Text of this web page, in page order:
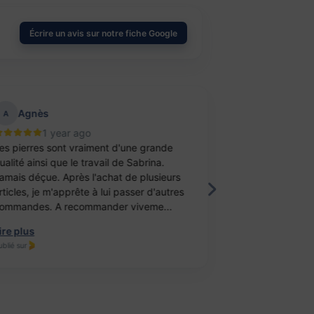
Écrire un avis sur notre fiche Google
Agnès
1 year ago
pierres sont vraiment d'une grande
ainsi que le travail de Sabrina.
déçue. Après l'achat de plusieurs
je m'apprête à lui passer d'autres
A recommander viveme...
plus
sur